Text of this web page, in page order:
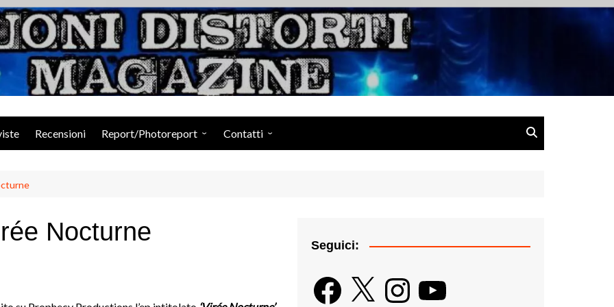
Suoni Distorti Magazine
Recensioni Report/Photoreport Contatti
Nocturne Seguici:
Facebook
X InstagramYouTube